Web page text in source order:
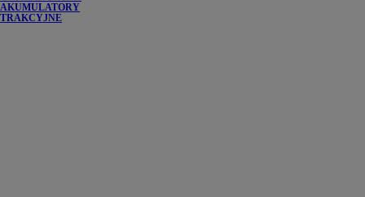
AKUMULATORY
TRAKCYJNE